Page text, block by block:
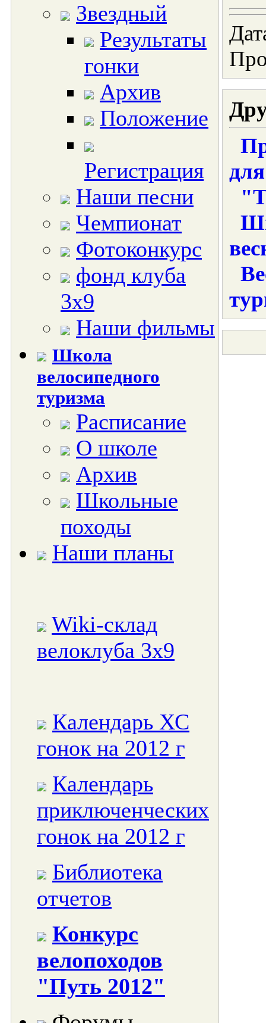
Звездный
Результаты
гонки
Архив
Положение
Регистрация
Наши песни
Чемпионат
Фотоконкурс
фонд клуба
3х9
Наши фильмы
Школа
велосипедного
туризма
Расписание
О школе
Архив
Школьные
походы
Наши планы
Wiki-склад
велоклуба 3x9
Календарь ХС
гонок на 2012 г
Календарь
приключенческих
гонок на 2012 г
Библиотека
отчетов
Конкурс
велопоходов
"Путь 2012"